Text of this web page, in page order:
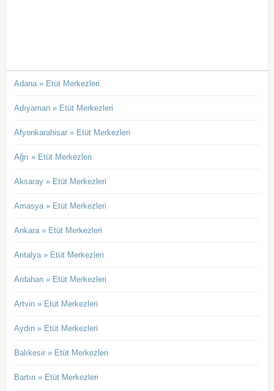
Adana » Etüt Merkezleri
Adıyaman » Etüt Merkezleri
Afyonkarahisar » Etüt Merkezleri
Ağrı » Etüt Merkezleri
Aksaray » Etüt Merkezleri
Amasya » Etüt Merkezleri
Ankara » Etüt Merkezleri
Antalya » Etüt Merkezleri
Ardahan » Etüt Merkezleri
Artvin » Etüt Merkezleri
Aydın » Etüt Merkezleri
Balıkesir » Etüt Merkezleri
Bartın » Etüt Merkezleri